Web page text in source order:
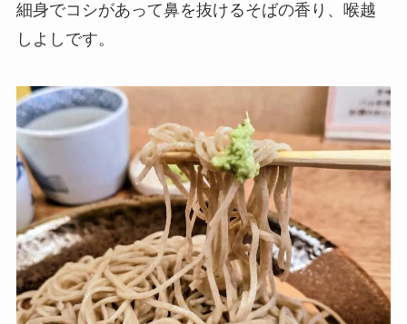
細身でコシがあって鼻を抜けるそばの香り、喉越
しよしです。